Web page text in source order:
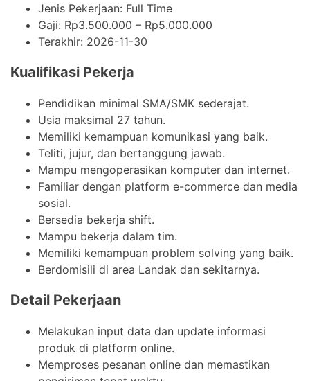
Jenis Pekerjaan: Full Time
Gaji: Rp3.500.000 – Rp5.000.000
Terakhir: 2026-11-30
Kualifikasi Pekerja
Pendidikan minimal SMA/SMK sederajat.
Usia maksimal 27 tahun.
Memiliki kemampuan komunikasi yang baik.
Teliti, jujur, dan bertanggung jawab.
Mampu mengoperasikan komputer dan internet.
Familiar dengan platform e-commerce dan media
sosial.
Bersedia bekerja shift.
Mampu bekerja dalam tim.
Memiliki kemampuan problem solving yang baik.
Berdomisili di area Landak dan sekitarnya.
Detail Pekerjaan
Melakukan input data dan update informasi
produk di platform online.
Memproses pesanan online dan memastikan